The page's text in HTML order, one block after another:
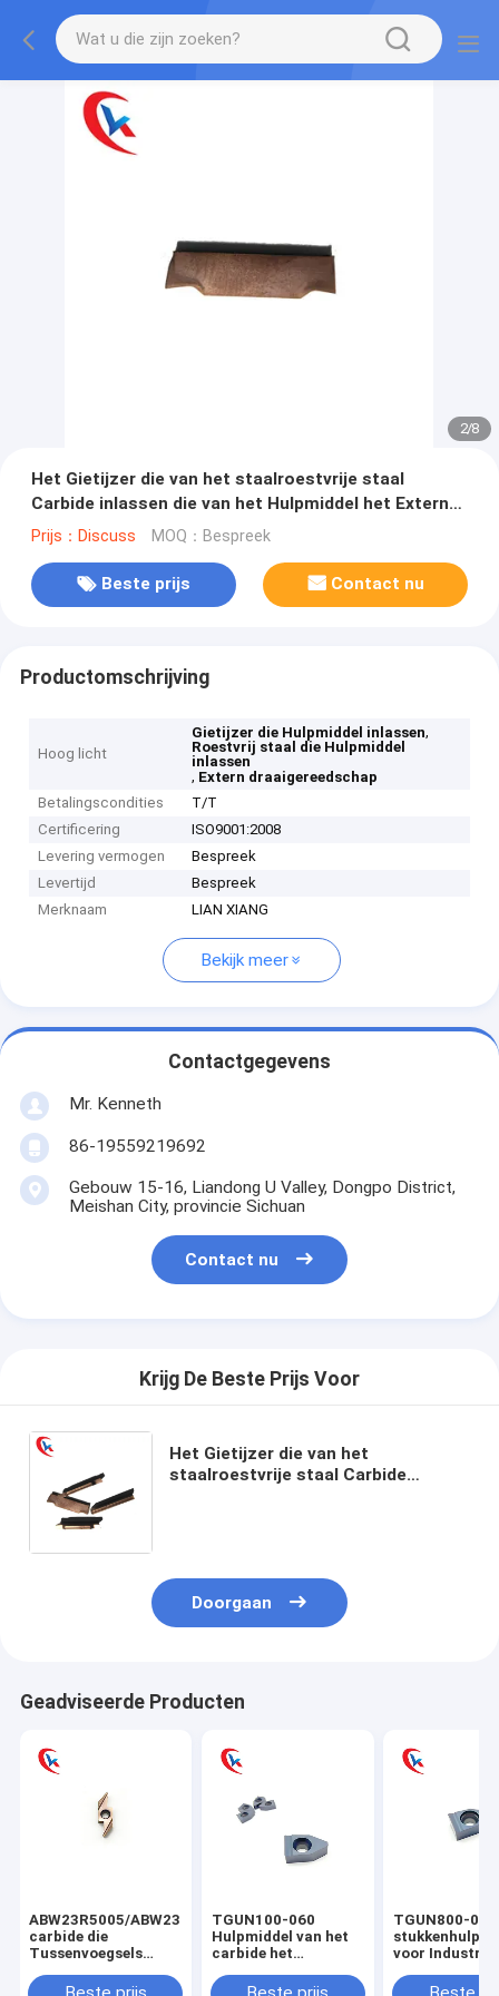
2/8
Het Gietijzer die van het staalroestvrije staal
Carbide inlassen die van het Hulpmiddel het Externe
Draaiende Hulpmiddel Tussenvoegsels groeven
Prijs：Discuss MOQ：Bespreek
Beste prijs Contact nu
Productomschrijving
Hoog licht
Gietijzer die Hulpmiddel inlassen,
Roestvrij staal die Hulpmiddel
inlassen
, Extern draaigereedschap
Betalingscondities
T/T
Certificering
ISO9001:2008
Levering vermogen
Bespreek
Levertijd
Bespreek
Merknaam
LIAN XIANG
Bekijk meer
Contactgegevens
Mr. Kenneth
86-19559219692
Gebouw 15-16, Liandong U Valley, Dongpo District,
Meishan City, provincie Sichuan
Contact nu
Krijg De Beste Prijs Voor
Het Gietijzer die van het
staalroestvrije staal Carbide
Doorgaan
Geadviseerde Producten
ABW23R5005/ABW23R5015/ABW23R5020
carbide die
Tussenvoegsels
Mm-Groefbreedte
TGUN100-060
Hulpmiddel van het
carbide het
Betrouwbaar
TGUN800-060
voor